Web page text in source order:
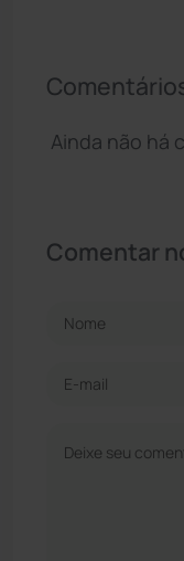
Ainda não há
Comentar